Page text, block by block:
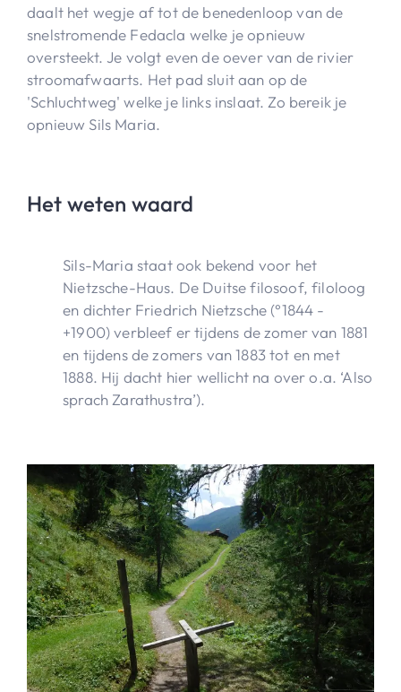
daalt het wegje af tot de benedenloop van de
snelstromende Fedacla welke je opnieuw
oversteekt. Je volgt even de oever van de rivier
stroomafwaarts. Het pad sluit aan op de
'Schluchtweg' welke je links inslaat. Zo bereik je
opnieuw Sils Maria.
Het weten waard
Sils-Maria staat ook bekend voor het
Nietzsche-Haus. De Duitse filosoof, filoloog
en dichter Friedrich Nietzsche (°1844 -
+1900) verbleef er tijdens de zomer van 1881
en tijdens de zomers van 1883 tot en met
1888. Hij dacht hier wellicht na over o.a. ‘Also
sprach Zarathustra’).